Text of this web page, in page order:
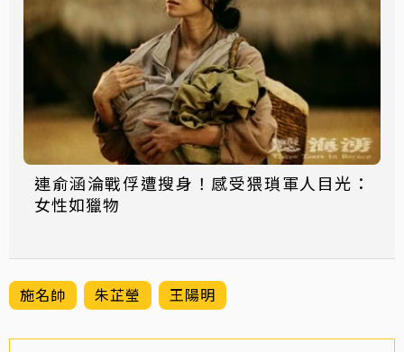
連俞涵淪戰俘遭搜身！感受猥瑣軍人目光：
女性如獵物
施名帥 朱芷瑩 王陽明